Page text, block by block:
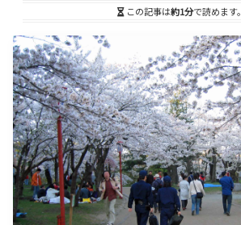
この記事は約1分で読めます。